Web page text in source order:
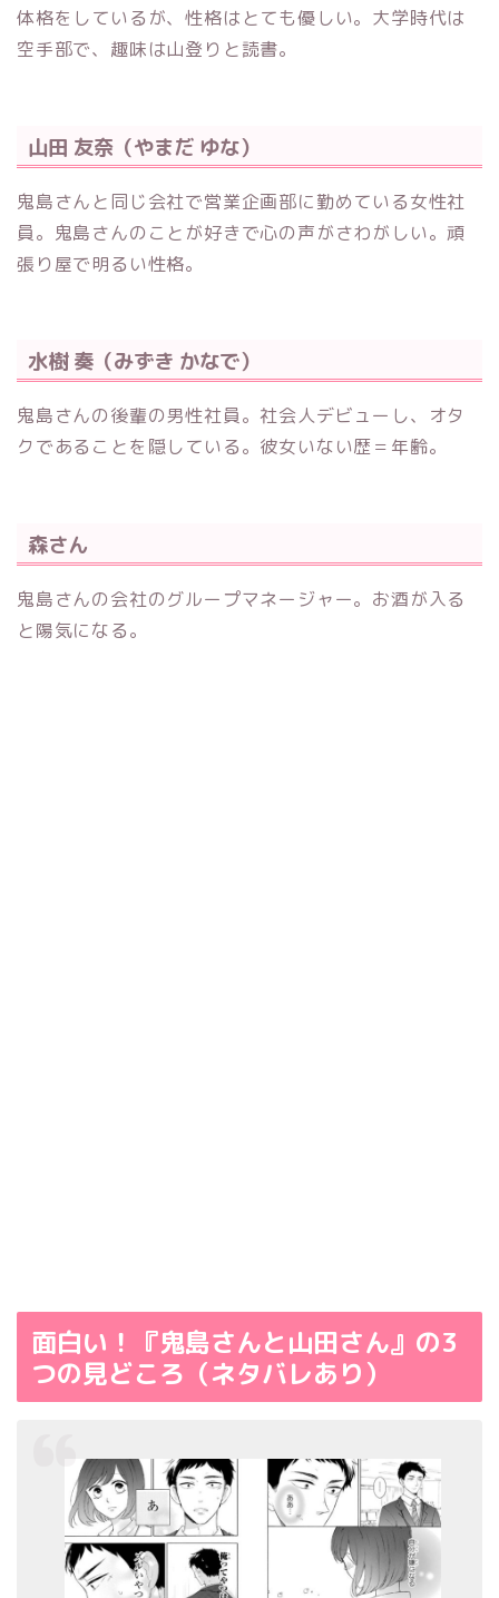
体格をしているが、性格はとても優しい。大学時代は
空手部で、趣味は山登りと読書。
山田 友奈（やまだ ゆな）
鬼島さんと同じ会社で営業企画部に勤めている女性社
員。鬼島さんのことが好きで心の声がさわがしい。頑
張り屋で明るい性格。
水樹 奏（みずき かなで）
鬼島さんの後輩の男性社員。社会人デビューし、オタ
クであることを隠している。彼女いない歴＝年齢。
森さん
鬼島さんの会社のグループマネージャー。お酒が入る
と陽気になる。
面白い！『鬼島さんと山田さん』の3
つの見どころ（ネタバレあり）